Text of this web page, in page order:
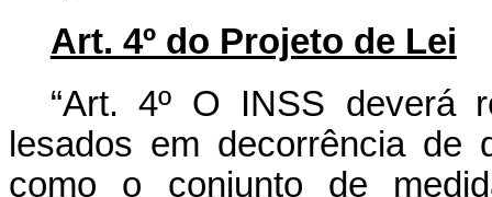
Art. 4º do Projeto de Lei
“Art. 4º O INSS deverá
lesados em decorrência de
como o conjunto de